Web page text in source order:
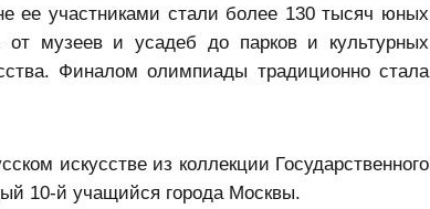
ее участниками стали более 130 тысяч юных
музеев и усадеб до парков и культурных
Финалом олимпиады традиционно стала
искусстве из коллекции Государственного
10-й учащийся города Москвы.